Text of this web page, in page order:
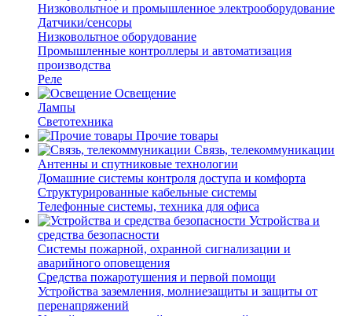
Низковольтное и промышленное электрооборудование
Датчики/сенсоры
Низковольтное оборудование
Промышленные контроллеры и автоматизация
производства
Реле
Освещение
Лампы
Светотехника
Прочие товары
Связь, телекоммуникации
Антенны и спутниковые технологии
Домашние системы контроля доступа и комфорта
Структурированные кабельные системы
Телефонные системы, техника для офиса
Устройства и
средства безопасности
Системы пожарной, охранной сигнализации и
аварийного оповещения
Средства пожаротушения и первой помощи
Устройства заземления, молниезащиты и защиты от
перенапряжений